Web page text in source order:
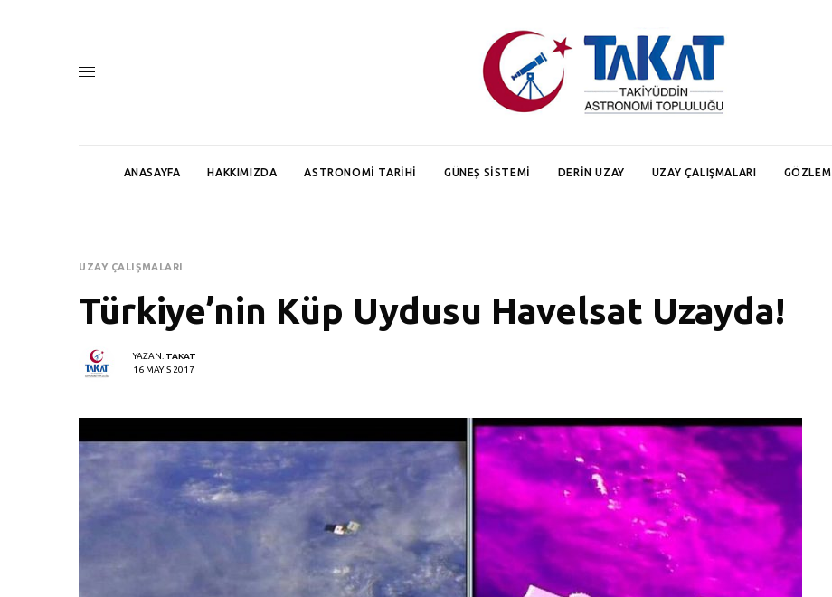
ANASAYFA HAKKIMIZDA ASTRONOMI TARIHI GÜNEŞ SISTEMI DERIN UZAY UZAY ÇALIŞMALARI GÖZLEM
UZAY ÇALIŞMALARI
Türkiye’nin Küp Uydusu Havelsat Uzayda!
YAZAN: TAKAT
16 MAYIS 2017